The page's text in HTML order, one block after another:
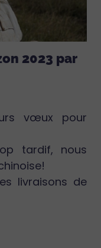
2023 par
vœux pour
tardif, nous
livraisons de